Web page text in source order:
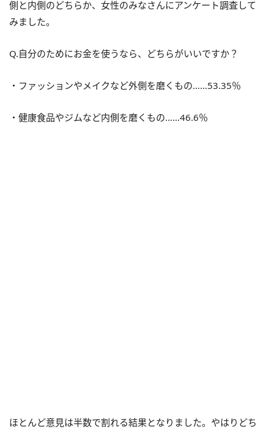
側と内側のどちらか、女性のみなさんにアンケート調査して
みました。
Q.自分のためにお金を使うなら、どちらがいいですか？
・ファッションやメイクなど外側を磨くもの……53.35％
・健康食品やジムなど内側を磨くもの……46.6％
ほとんど意見は半数で割れる結果となりました。やはりどち